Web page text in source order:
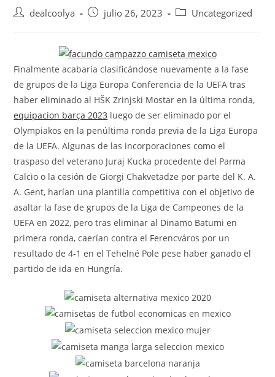
Autordealcoolya
Publicación
entrada:
julio 26, 2023
Categoría
entrada:
Uncategorized
Finalmente acabaría clasificándose nuevamente a la fase
de grupos de la Liga Europa Conferencia de la UEFA tras
haber eliminado al HŠK Zrinjski Mostar en la última ronda,
equipacion barça 2023 luego de ser eliminado por el
Olympiakos en la penúltima ronda previa de la Liga Europa
de la UEFA. Algunas de las incorporaciones como el
traspaso del veterano Juraj Kucka procedente del Parma
Calcio o la cesión de Giorgi Chakvetadze por parte del K. A.
A. Gent, harían una plantilla competitiva con el objetivo de
asaltar la fase de grupos de la Liga de Campeones de la
UEFA en 2022, pero tras eliminar al Dinamo Batumi en
primera ronda, caerían contra el Ferencváros por un
resultado de 4-1 en el Tehelné Pole pese haber ganado el
partido de ida en Hungría.